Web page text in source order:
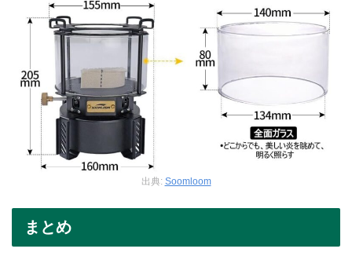
出典: Soomloom
まとめ